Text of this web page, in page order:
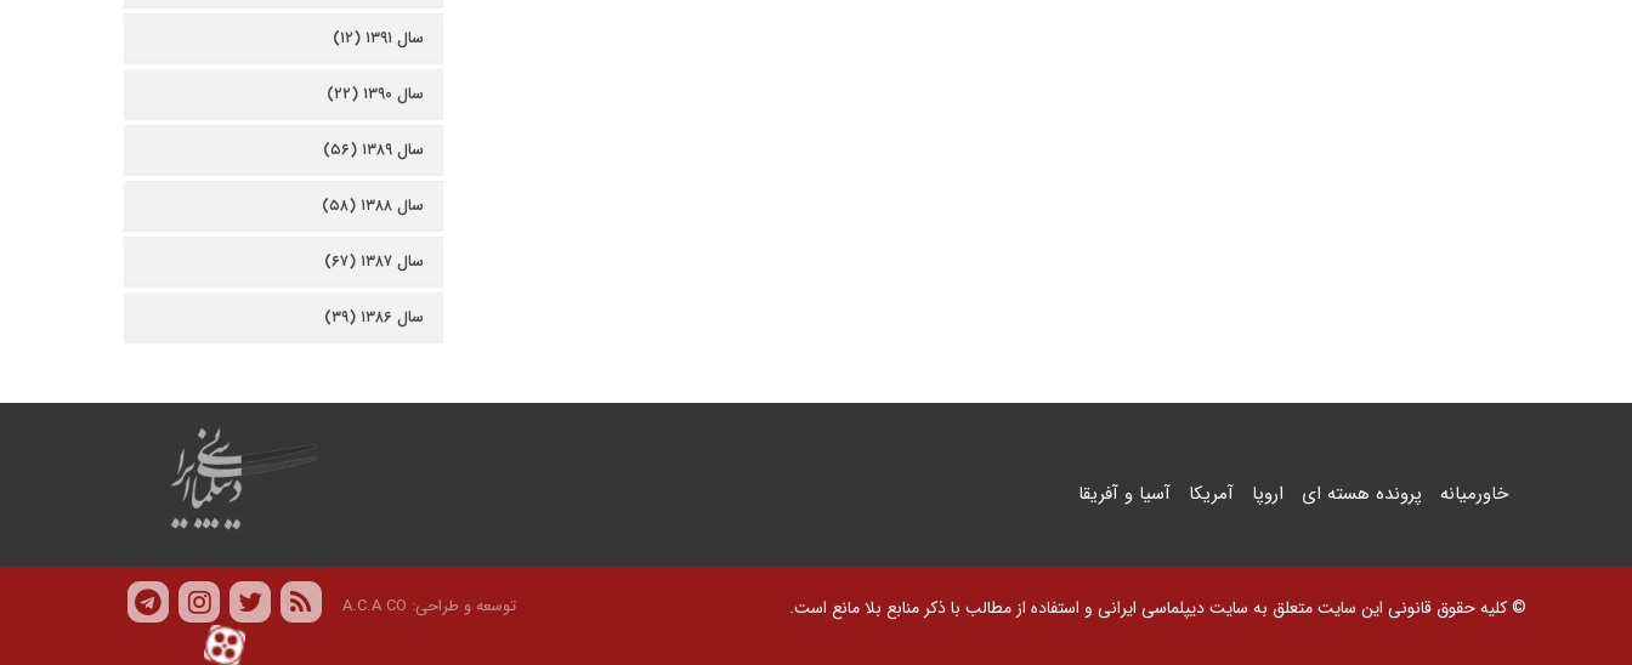
سال ۱۳۹۱ (۱۲)
سال ۱۳۹۰ (۲۲)
سال ۱۳۸۹ (۵۶)
سال ۱۳۸۸ (۵۸)
سال ۱۳۸۷ (۶۷)
سال ۱۳۸۶ (۳۹)
خاورمیانه پرونده هسته ای اروپا آمریکا آسیا و آفریقا
© کلیه حقوق قانونی این سایت متعلق به سایت دیپلماسی ایرانی و استفاده از مطالب با ذکر منابع بلا مانع است. توسعه و طراحی: A.C.A CO